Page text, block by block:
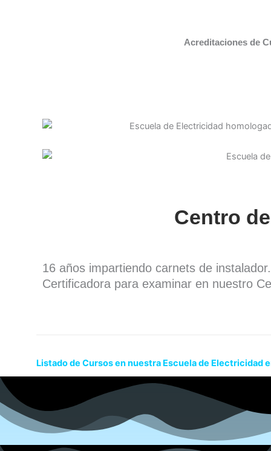
Acreditaciones de
Centro
16 años impartiendo carnets de
Certificadora para examinar en nuestro
Listado de Cursos en nuestra Escuela de Electricidad